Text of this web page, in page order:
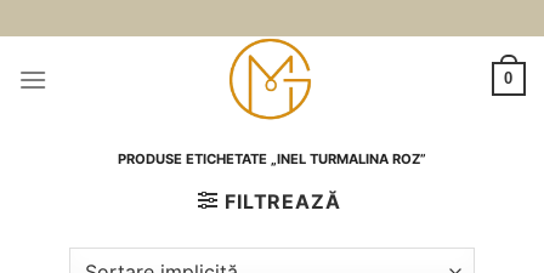
to
content
0
PRODUSE ETICHETATE „INEL TURMALINA ROZ”
FILTREAZĂ